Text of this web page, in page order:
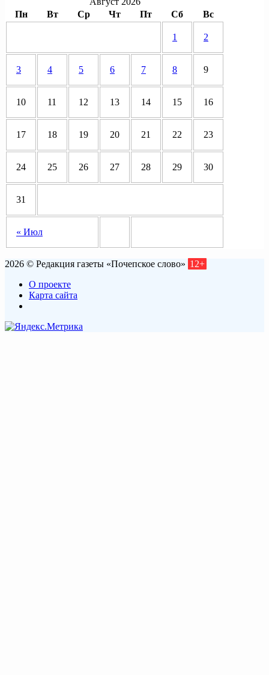
Пн
Вт Ср Чт Пт Сб Вс
« Июл
1 2
3 4 5 6 7 8 9
10 11 12 13 14 15 16
17 18 19 20 21 22 23
24 25 26 27 28 29 30
31
2026 © Редакция газеты «Почепское слово» 12+
О проекте
Карта сайта